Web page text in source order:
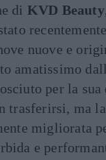
di KVD Beauty
nuove e
amatissimo
per la sua
trasferirsi, ma
migliorata
e